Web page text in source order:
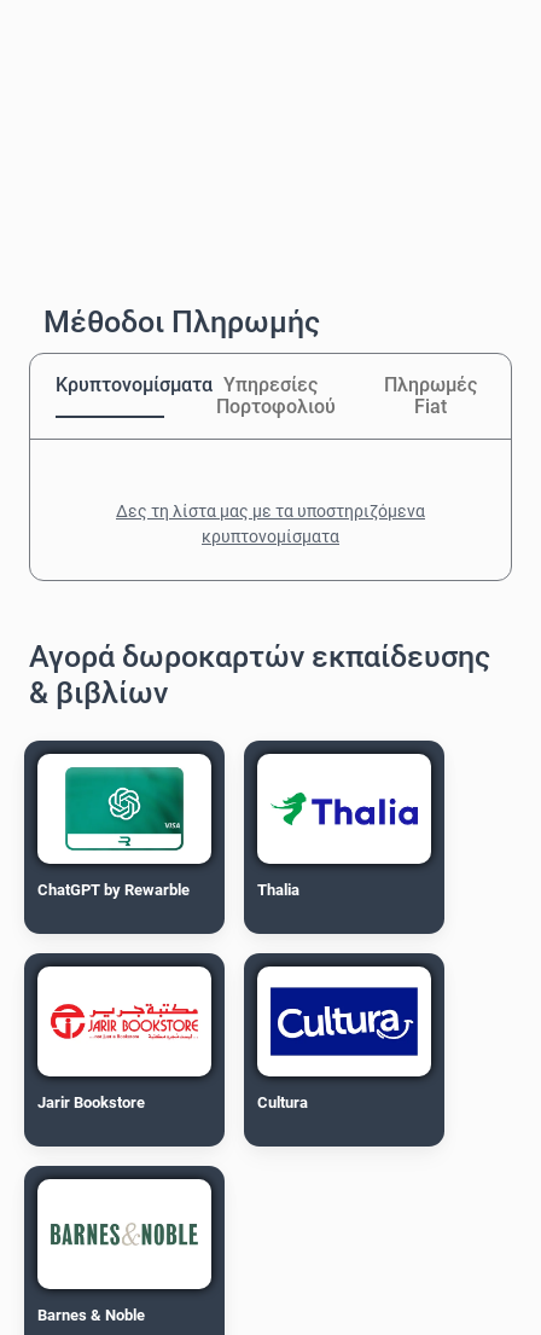
Μέθοδοι Πληρωμής
Κρυπτονομίσματα Υπηρεσίες
Πορτοφολιού
Πληρωμές
Fiat
Δες τη λίστα μας με τα υποστηριζόμενα
κρυπτονομίσματα
Αγορά δωροκαρτών εκπαίδευσης
& βιβλίων
ChatGPT by Rewarble Thalia
Jarir Bookstore Cultura
Barnes & Noble